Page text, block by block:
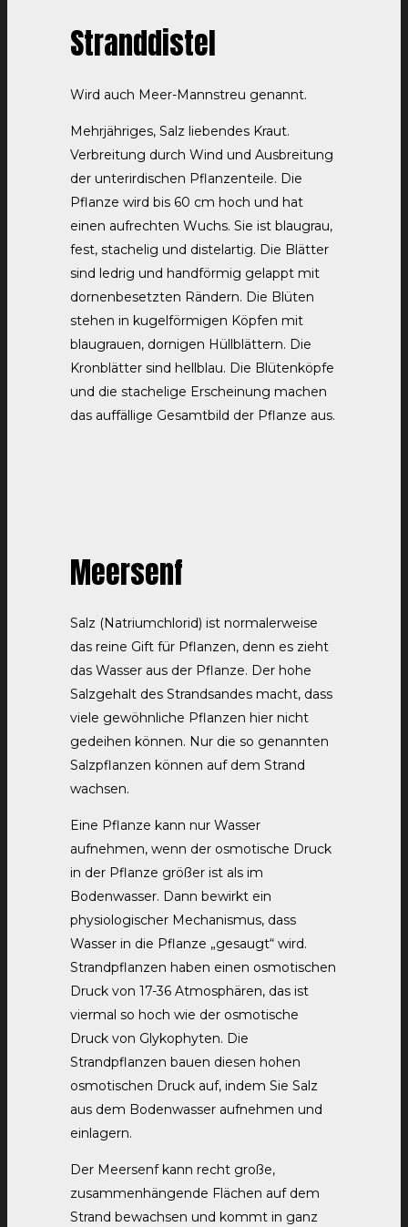
Stranddistel
Wird auch Meer-Mannstreu genannt.
Mehrjähriges, Salz liebendes Kraut.
Verbreitung durch Wind und Ausbreitung
der unterirdischen Pflanzenteile. Die
Pflanze wird bis 60 cm hoch und hat
einen aufrechten Wuchs. Sie ist blaugrau,
fest, stachelig und distelartig. Die Blätter
sind ledrig und handförmig gelappt mit
dornenbesetzten Rändern. Die Blüten
stehen in kugelförmigen Köpfen mit
blaugrauen, dornigen Hüllblättern. Die
Kronblätter sind hellblau. Die Blütenköpfe
und die stachelige Erscheinung machen
das auffällige Gesamtbild der Pflanze aus.
Meersenf
Salz (Natriumchlorid) ist normalerweise
das reine Gift für Pflanzen, denn es zieht
das Wasser aus der Pflanze. Der hohe
Salzgehalt des Strandsandes macht, dass
viele gewöhnliche Pflanzen hier nicht
gedeihen können. Nur die so genannten
Salzpflanzen können auf dem Strand
wachsen.
Eine Pflanze kann nur Wasser
aufnehmen, wenn der osmotische Druck
in der Pflanze größer ist als im
Bodenwasser. Dann bewirkt ein
physiologischer Mechanismus, dass
Wasser in die Pflanze „gesaugt“ wird.
Strandpflanzen haben einen osmotischen
Druck von 17-36 Atmosphären, das ist
viermal so hoch wie der osmotische
Druck von Glykophyten. Die
Strandpflanzen bauen diesen hohen
osmotischen Druck auf, indem Sie Salz
aus dem Bodenwasser aufnehmen und
einlagern.
Der Meersenf kann recht große,
zusammenhängende Flächen auf dem
Strand bewachsen und kommt in ganz